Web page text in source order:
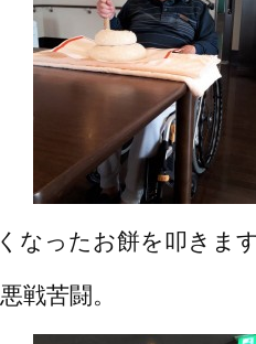
なったお餅を叩きま
戦苦闘。